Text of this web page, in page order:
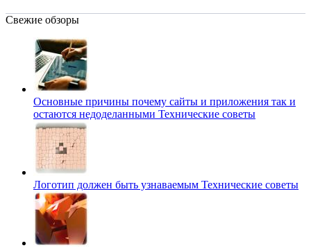
Свежие обзоры
Основные причины почему сайты и приложения так и
остаются недоделанными Технические советы
Логотип должен быть узнаваемым Технические советы